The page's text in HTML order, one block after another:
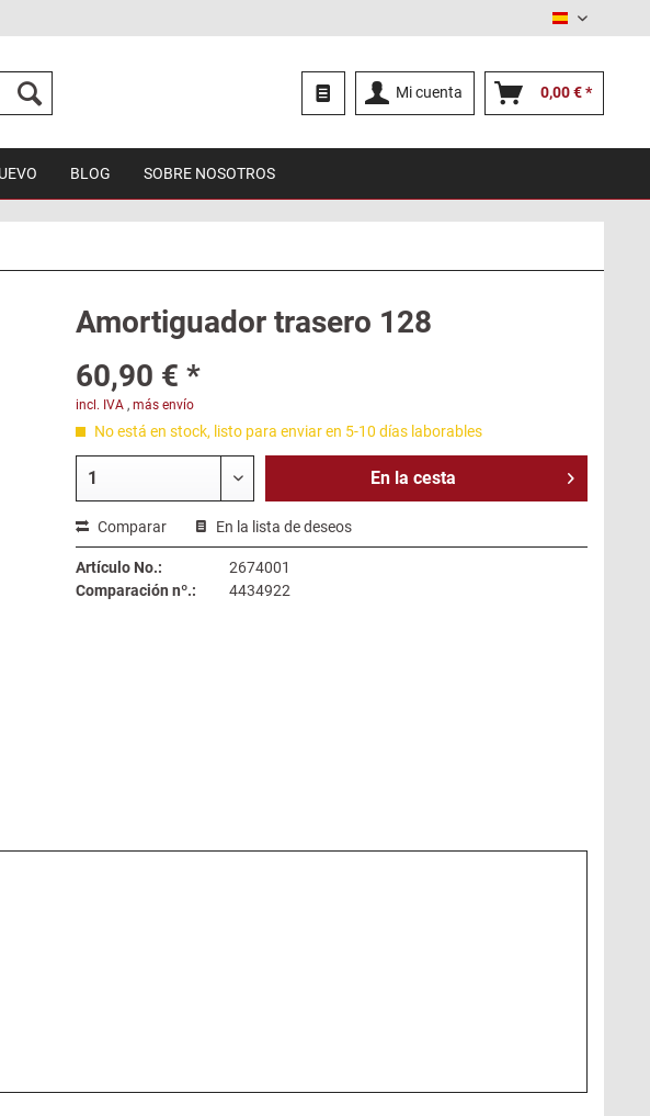
Español
Mi cuenta 0,00 € *
BLOG SOBRE NOSOTROS
Amortiguador trasero 128
60,90 € *
incl. IVA, más envío
No está en stock, listo para enviar en 5-10 días laborables
En la cesta
Comparar En la lista de deseos
Artículo No.:
2674001
Comparación nº.:
4434922